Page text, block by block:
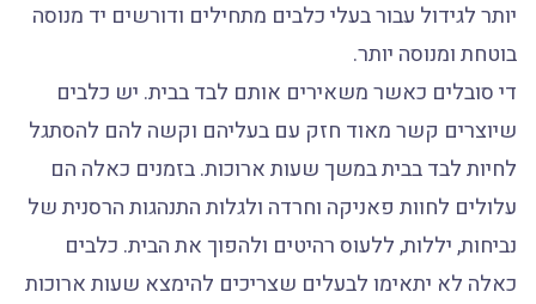
יותר לגידול עבור בעלי כלבים מתחילים ודורשים יד מנוסה
בוטחת ומנוסה יותר.
די סובלים כאשר משאירים אותם לבד בבית. יש כלבים
שיוצרים קשר מאוד חזק עם בעליהם וקשה להם להסתגל
לחיות לבד בבית במשך שעות ארוכות. בזמנים כאלה הם
עלולים לחוות פאניקה וחרדה ולגלות התנהגות הרסנית של
נביחות, יללות, ללעוס רהיטים ולהפוך את הבית. כלבים
כאלה לא יתאימו לבעלים שצריכים להימצא שעות ארוכות